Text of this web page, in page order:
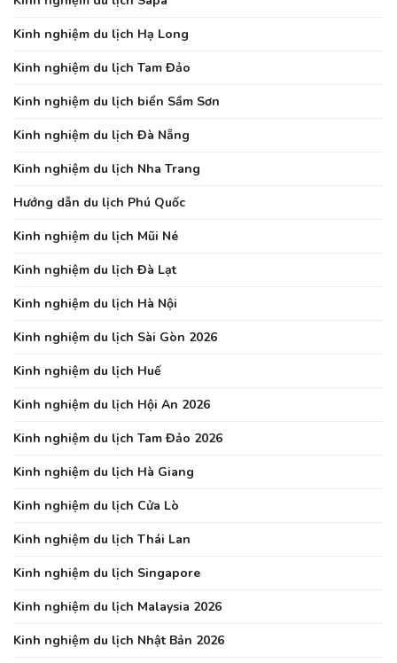
Kinh nghiệm du lịch Hạ Long
Kinh nghiệm du lịch Tam Đảo
Kinh nghiệm du lịch biển Sầm Sơn
Kinh nghiệm du lịch Đà Nẵng
Kinh nghiệm du lịch Nha Trang
Hướng dẫn du lịch Phú Quốc
Kinh nghiệm du lịch Mũi Né
Kinh nghiệm du lịch Đà Lạt
Kinh nghiệm du lịch Hà Nội
Kinh nghiệm du lịch Sài Gòn 2026
Kinh nghiệm du lịch Huế
Kinh nghiệm du lịch Hội An 2026
Kinh nghiệm du lịch Tam Đảo 2026
Kinh nghiệm du lịch Hà Giang
Kinh nghiệm du lịch Cửa Lò
Kinh nghiệm du lịch Thái Lan
Kinh nghiệm du lịch Singapore
Kinh nghiệm du lịch Malaysia 2026
Kinh nghiệm du lịch Nhật Bản 2026